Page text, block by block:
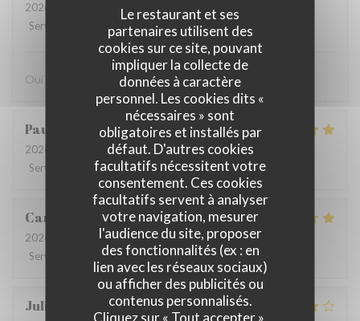
Le restaurant et ses
partenaires utilisent des
cookies sur ce site, pouvant
impliquer la collecte de
données à caractère
personnel. Les cookies dits «
nécessaires » sont
obligatoires et installés par
défaut. D'autres cookies
facultatifs nécessitent votre
consentement. Ces cookies
facultatifs servent à analyser
votre navigation, mesurer
l'audience du site, proposer
des fonctionnalités (ex : en
lien avec les réseaux sociaux)
ou afficher des publicités ou
contenus personnalisés.
Cliquez sur « Tout accepter »,
2026-07-26
- 19:00 - Couverts 3
Service
Ambiance /5 Cuisine: Qualité / Prix
Oui
Paulo
2026-07-28
- 12:15 - Couverts 8
Service
Ambiance: 5/5 Cuisine: 5/5 Qualité / Prix
Carolina
2026-07-26
- 13:00 - Couverts 5
Service
Ambiance: 5/5 Cuisine: 5/5 Qualité / Prix
Juliana